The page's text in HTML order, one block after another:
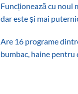
Funcționează cu noul
dar este și mai
Are 16 programe
bumbac, haine